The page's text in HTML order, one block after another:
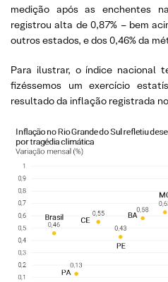
medição após as enchentes
registrou alta de 0,87% – bem
outros estados, e dos 0,46% da
Para ilustrar, o índice nacional
fizéssemos um exercício
resultado da inflação registrada